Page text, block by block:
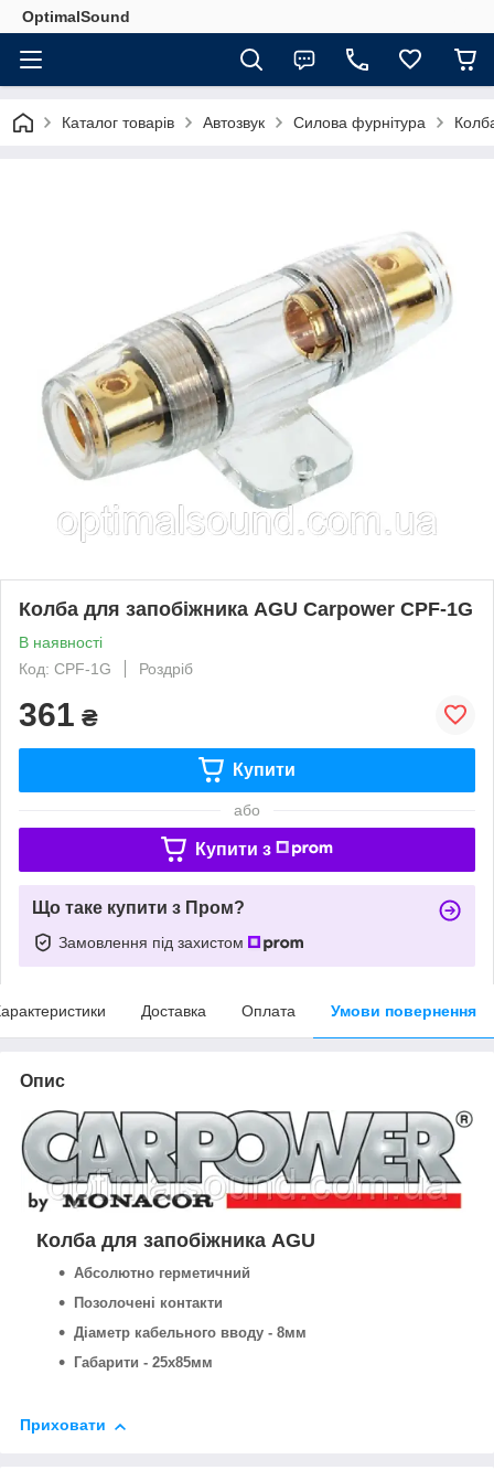
OptimalSound
Каталог товарів Автозвук Силова фурнітура
Колба для запобіжника AGU Carpower CPF-1G
В наявності
Код: CPF-1G
Роздріб
361 ₴
Купити
або
Купити з
Що таке купити з Пром?
Замовлення під захистом
Доставка Оплата Умови повернення
Опис
Колба для запобіжника AGU
Абсолютно герметичний
Позолочені контакти
Діаметр кабельного вводу - 8мм
Габарити - 25х85мм
Приховати